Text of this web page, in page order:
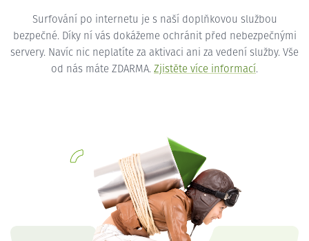
Surfování po internetu je s naší doplňkovou službou
bezpečné. Díky ní vás dokážeme ochránit před nebezpečnými
servery. Navíc nic neplatíte za aktivaci ani za vedení služby. Vše
od nás máte ZDARMA. Zjistěte více informací.